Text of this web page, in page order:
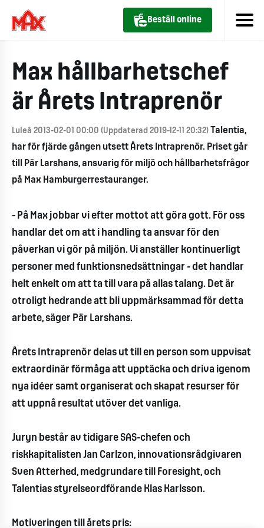
Beställ online
Max hållbarhetschef
är Årets Intraprenör
Luleå 2013-02-01 00:00 (Uppdaterad 2019-12-11 20:32)
Talentia,
har för fjärde gången utsett Årets Intraprenör. Priset går
till Pär Larshans, ansvarig för miljö och hållbarhetsfrågor
på Max Hamburgerrestauranger.
- På Max jobbar vi efter mottot att göra gott. För oss
handlar det om att i handling ta ansvar för den
påverkan vi gör på miljön. Vi anställer kontinuerligt
personer med funktionsnedsättningar - det handlar
helt enkelt om att ta till vara på allas talang. Det är
otroligt hedrande att bli uppmärksammad för detta
arbete, säger Pär Larshans.
Årets Intraprenör delas ut till en person som uppvisat
extraordinär förmåga att upptäcka och driva igenom
nya idéer samt organiserat och skapat resurser för
att uppnå resultat utöver det vanliga.
Juryn består av tidigare SAS-chefen och
riskkapitalisten Jan Carlzon, innovationsrådgivaren
Sven Atterhed, medgrundare till Foresight, och
Talentias styrelseordförande Klas Karlsson.
Motiveringen till årets pris: